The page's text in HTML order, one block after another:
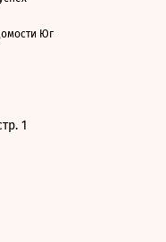
Юг
1